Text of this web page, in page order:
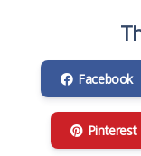
Facebook
Pinterest